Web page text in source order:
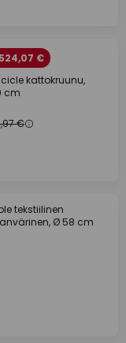
€
kattokruunu,
cm
€
tekstiilinen
Ø 58 cm